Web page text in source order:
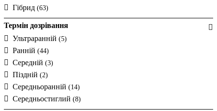
Гібрид (63)
Термін дозрівання
Ультраранній (5)
Ранній (44)
Середній (3)
Піздній (2)
Середньоранній (14)
Середньостиглий (8)